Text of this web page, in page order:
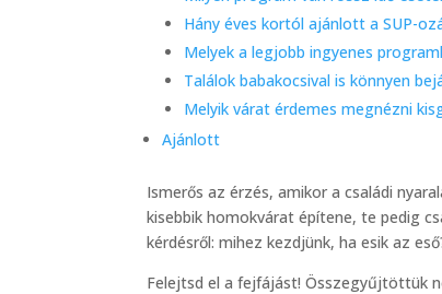
Hány éves kortól ajánlott a SUP-
Melyek a legjobb ingyenes
Találok babakocsival is könnyen
Melyik várat érdemes megnézni
Ajánlott
Ismerős az érzés, amikor a családi
kisebbik homokvárat építene, te pedig
kérdésről: mihez kezdjünk, ha esik az
Felejtsd el a fejfájást! Összegyűjtöttük